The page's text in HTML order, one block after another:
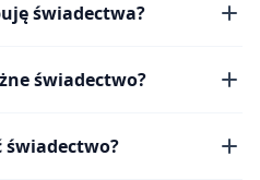
świadectwa?
świadectwo?
świadectwo?